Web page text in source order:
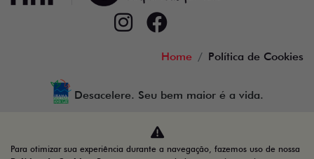
Home Política de Cookies
Desacelere. Seu bem maior é a vida.
Para otimizar sua experiência durante a navegação, fazemos uso de nossa